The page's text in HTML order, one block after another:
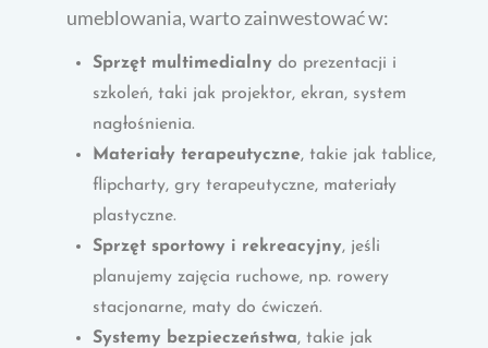
umeblowania, warto zainwestować w:
Sprzęt multimedialny do prezentacji i
szkoleń, taki jak projektor, ekran, system
nagłośnienia.
Materiały terapeutyczne, takie jak tablice,
flipcharty, gry terapeutyczne, materiały
plastyczne.
Sprzęt sportowy i rekreacyjny, jeśli
planujemy zajęcia ruchowe, np. rowery
stacjonarne, maty do ćwiczeń.
Systemy bezpieczeństwa, takie jak